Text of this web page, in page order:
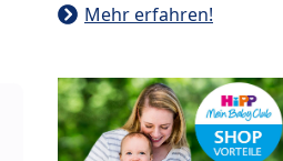
Mehr erfahren!